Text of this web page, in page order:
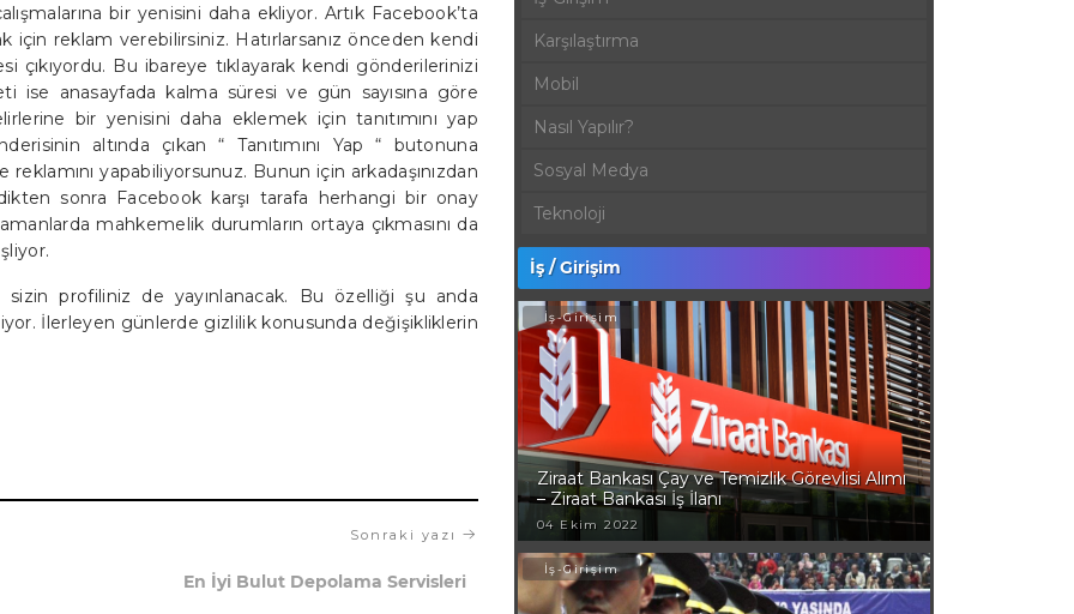
bir yenisini daha ekliyor. Artık Facebook’ta
için reklam verebilirsiniz. Hatırlarsanız önceden kendi
çıkıyordu. Bu ibareye tıklayarak kendi gönderilerinizi
ise anasayfada kalma süresi ve gün sayısına göre
bir yenisini daha eklemek için tanıtımını yap
altında çıkan “ Tanıtımını Yap “ butonuna
yapabiliyorsunuz. Bunun için arkadaşınızdan
sonra Facebook karşı tarafa herhangi bir onay
mahkemelik durumların ortaya çıkmasını da
sizin profiliniz de yayınlanacak. Bu özelliği şu anda
İlerleyen günlerde gizlilik konusunda değişikliklerin
Sonraki yazı
En İyi Bulut Depolama Servisleri
Karşılaştırma
Mobil
Nasıl Yapılır?
Sosyal Medya
Teknoloji
İş / Girişim
İş-Girişim
Ziraat Bankası Çay ve Temizlik Görevlisi Alımı
– Ziraat Bankası İş İlanı
04 Ekim 2022
İş-Girişim